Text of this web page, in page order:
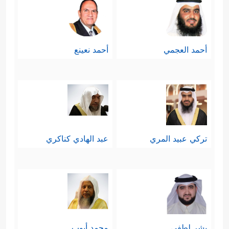
الحصر يقتضي بطلان الولاءات القائمة
على أساس الأرض، والنسب، والانتماء
الحزبي، والاجتهاد المذهبي، ونحو ذلك
سابعًا: إن الولاء الحقَّ هو طريق العزَّة
والنصرة﴿وَمَن یَتَوَلَّ ٱللَّهَ وَرَسُولَهُۥ وَٱلَّذِینَ ءَامَنُواْ
فَإِنَّ حِزۡبَ ٱللَّهِ هُمُ ٱلۡغَـٰلِبُونَ﴾
القوَّة الدافعة بالإيمان، وتحقق الوحدة
بموالاة المؤمنين بعضهم بعضًا.
أحمد العجمي أحمد نعينع
تركي عبيد المري عبد الهادي كناكري